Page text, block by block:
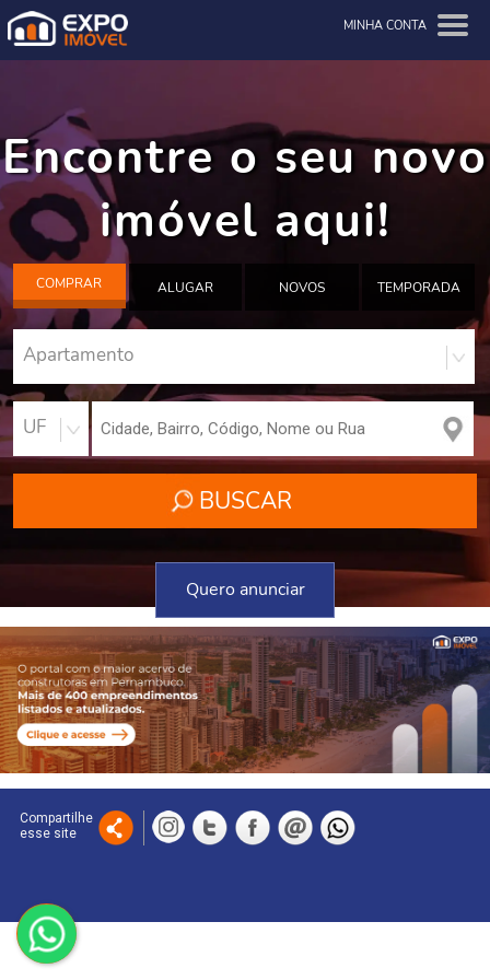
MINHA CONTA
Encontre o seu novo
imóvel aqui!
COMPRAR ALUGAR NOVOS TEMPORADA
Apartamento
UF
Quero anunciar
Compartilhe
esse site